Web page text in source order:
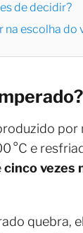
de decidir?
na escolha do
por
°C e
cinco vezes
quebra,